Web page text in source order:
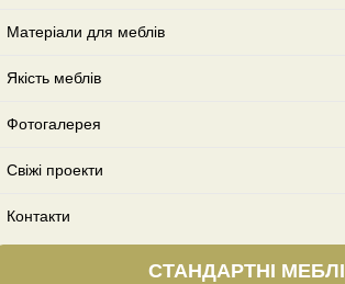
Матеріали для меблів
Якість меблів
Фотогалерея
Свіжі проекти
Контакти
СТАНДАРТНІ МЕБЛІ